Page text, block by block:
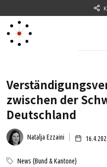
zwischen der
Deutschland
Natalja Ezzaini
News (Bund & Kantone)